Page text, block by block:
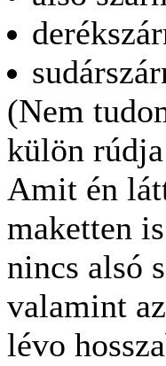
(Nem
külön
Amit én
maketten
nincs alsó
valamint
lévo